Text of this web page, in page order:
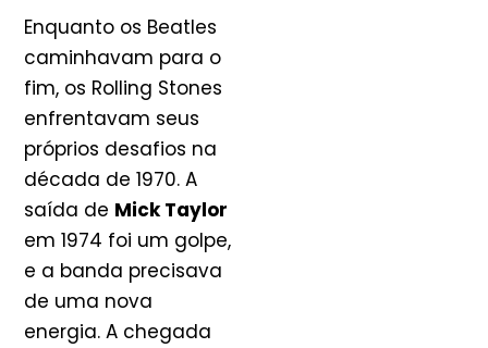
Enquanto os Beatles
caminhavam para o
fim, os Rolling Stones
enfrentavam seus
próprios desafios na
década de 1970. A
saída de Mick Taylor
em 1974 foi um golpe,
e a banda precisava
de uma nova
energia. A chegada